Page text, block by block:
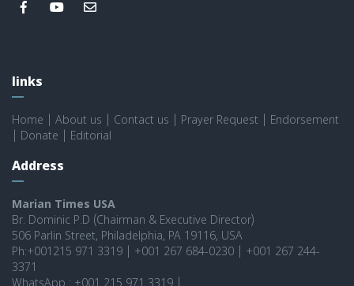
links
Home About us Contact us Prayer Request
Endorsement
Donate Editorial
Address
Marian Times USA
Br. Dominic P.D (Chairman & Executive Director)
506 Parlin Street, Philadelphia, PA 19116, USA
Ph:+001215 971 3319 | +001 267 684-0230 | +001 267 244-
3371